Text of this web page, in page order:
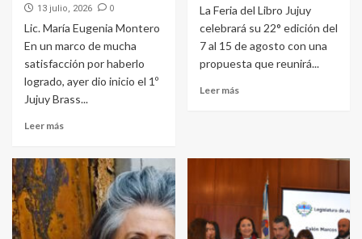
13 julio, 2026 0
Lic. María Eugenia Montero
En un marco de mucha
satisfacción por haberlo
logrado, ayer dio inicio el 1º
Jujuy Brass...
Leer más
La Feria del Libro Jujuy
celebrará su 22° edición del
7 al 15 de agosto con una
propuesta que reunirá...
Leer más